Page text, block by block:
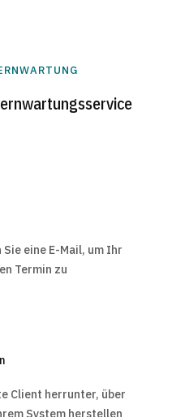
eine E-Mail, um Ihr
Termin zu
Client herrunter, über
System herstellen